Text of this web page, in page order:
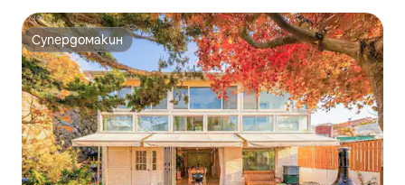
Супердомакин
Супердомакин